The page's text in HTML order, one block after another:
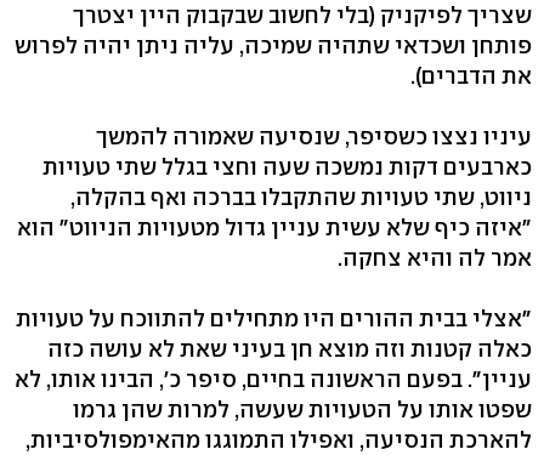
שצריך לפיקניק (בלי לחשוב שבקבוק היין יצטרך
פותחן ושכדאי שתהיה שמיכה, עליה ניתן יהיה לפרוש
את הדברים).
עיניו נצצו כשסיפר, שנסיעה שאמורה להמשך
כארבעים דקות נמשכה שעה וחצי בגלל שתי טעויות
ניווט, שתי טעויות שהתקבלו בברכה ואף בהקלה,
"איזה כיף שלא עשית עניין גדול מטעויות הניווט" הוא
אמר לה והיא צחקה.
״אצלי בבית ההורים היו מתחילים להתווכח על טעויות
כאלה קטנות וזה מוצא חן בעיני שאת לא עושה כזה
עניין״. בפעם הראשונה בחיים, סיפר כ׳, הבינו אותו, לא
שפטו אותו על הטעויות שעשה, למרות שהן גרמו
להארכת הנסיעה, ואפילו התמוגגו מהאימפולסיביות,